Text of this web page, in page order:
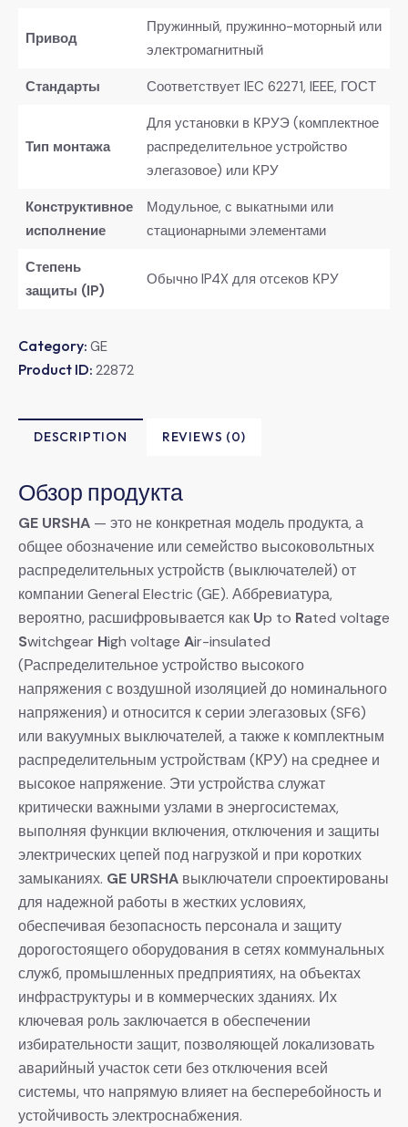
Привод
Пружинный, пружинно-моторный или
электромагнитный
Стандарты
Соответствует IEC 62271, IEEE, ГОСТ
Тип монтажа
Для установки в КРУЭ (комплектное
распределительное устройство
элегазовое) или КРУ
Конструктивное
исполнение
Модульное, с выкатными или
стационарными элементами
Степень
защиты (IP)
Обычно IP4X для отсеков КРУ
Category: GE
Product ID: 22872
DESCRIPTION REVIEWS (0)
Обзор продукта
GE URSHA ​ — это не конкретная модель продукта, а
общее обозначение или семейство высоковольтных
распределительных устройств (выключателей) от
компании General Electric (GE). Аббревиатура,
вероятно, расшифровывается как Up to Rated voltage
Switchgear High voltage Air-insulated
(Распределительное устройство высокого
напряжения с воздушной изоляцией до номинального
напряжения) и относится к серии элегазовых (SF6)
или вакуумных выключателей, а также к комплектным
распределительным устройствам (КРУ) на среднее и
высокое напряжение. Эти устройства служат
критически важными узлами в энергосистемах,
выполняя функции включения, отключения и защиты
электрических цепей под нагрузкой и при коротких
замыканиях. GE URSHA ​ выключатели спроектированы
для надежной работы в жестких условиях,
обеспечивая безопасность персонала и защиту
дорогостоящего оборудования в сетях коммунальных
служб, промышленных предприятиях, на объектах
инфраструктуры и в коммерческих зданиях. Их
ключевая роль заключается в обеспечении
избирательности защит, позволяющей локализовать
аварийный участок сети без отключения всей
системы, что напрямую влияет на бесперебойность и
устойчивость электроснабжения.